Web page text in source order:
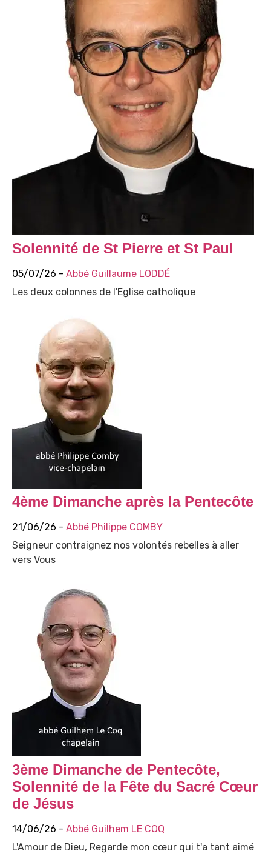
Solennité de St Pierre et St Paul
05/07/26 - Abbé Guillaume LODDÉ
Les deux colonnes de l'Eglise catholique
4ème Dimanche après la Pentecôte
21/06/26 - Abbé Philippe COMBY
Seigneur contraignez nos volontés rebelles à aller
vers Vous
3ème Dimanche de Pentecôte,
Solennité de la Fête du Sacré Cœur
de Jésus
14/06/26 - Abbé Guilhem LE COQ
L'Amour de Dieu, Regarde mon cœur qui t'a tant aimé